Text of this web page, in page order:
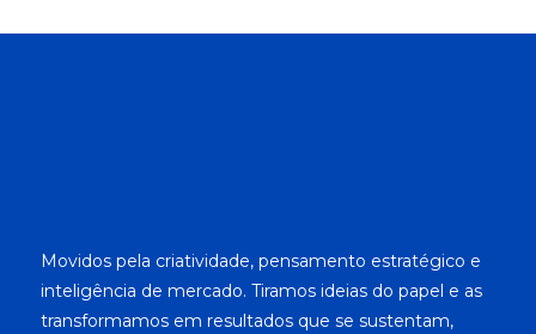
Movidos pela criatividade, pensamento estratégico e
inteligência de mercado. Tiramos ideias do papel e as
transformamos em resultados que se sustentam,